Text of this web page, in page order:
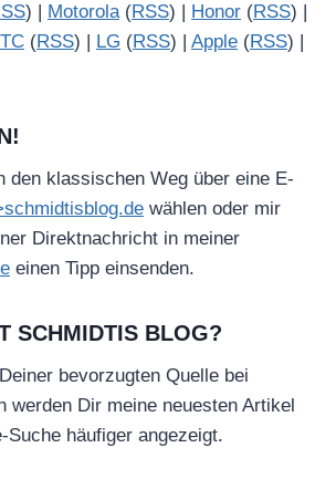
) | Motorola(RSS) | Honor (RSS) |
(RSS) | LG (RSS) | Apple (RSS) |
den klassischen Weg über eine E-
wählen oder mir
Direktnachricht in meiner
einen Tipp einsenden.
SCHMIDTIS BLOG?
bevorzugten Quelle bei
werden Dir meine neuesten Artikel
Suche häufiger angezeigt.